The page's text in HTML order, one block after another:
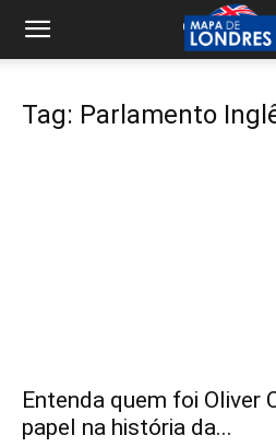
Tag: Parlamento
Entenda quem foi Oliver
papel na história da...